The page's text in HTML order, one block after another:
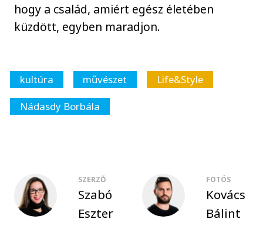
hogy a család, amiért egész életében
küzdött, egyben maradjon.
kultúra művészet
Life&Style
Nádasdy Borbála
SZERZŐ
Szabó
Eszter
FOTÓS
Kovács
Bálint